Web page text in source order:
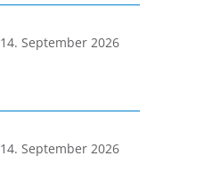
14. September 2026
14. September 2026